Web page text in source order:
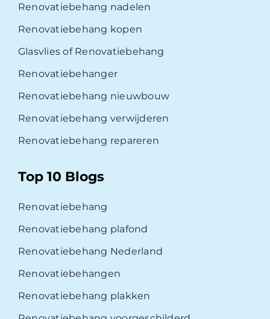
Renovatiebehang nadelen
Renovatiebehang kopen
Glasvlies of Renovatiebehang
Renovatiebehanger
Renovatiebehang nieuwbouw
Renovatiebehang verwijderen
Renovatiebehang repareren
Top 10 Blogs
Renovatiebehang
Renovatiebehang plafond
Renovatiebehang Nederland
Renovatiebehangen
Renovatiebehang plakken